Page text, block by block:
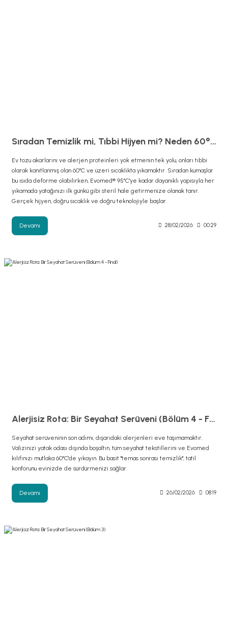
Sıradan Temizlik mi, Tıbbi Hijyen mi? Neden 60°C?
Ev tozu akarlarını ve alerjen proteinleri yok etmenin tek yolu, onları tıbbi
olarak kanıtlanmış olan 60°C ve üzeri sıcaklıkta yıkamaktır. Sıradan kumaşlar
bu ısıda deforme olabilirken, Evomed® 95°C'ye kadar dayanıklı yapısıyla her
yıkamada yatağınızı ilk günkü gibi steril hale getirmenize olanak tanır.
Gerçek hijyen, doğru sıcaklık ve doğru teknolojiyle başlar.
Devamı 28/02/2026 00:29
Alerjisiz Rota: Bir Seyahat Serüveni (Bölüm 4 - Final)
Seyahat serüveninin son adımı, dışarıdaki alerjenleri eve taşımamaktır.
Valizinizi yatak odası dışında boşaltın, tüm seyahat tekstillerini ve Evomed
kılıfınızı mutlaka 60°C'de yıkayın. Bu basit "temas sonrası temizlik", tatil
konforunu evinizde de sürdürmenizi sağlar.
Devamı 26/02/2026 08:19